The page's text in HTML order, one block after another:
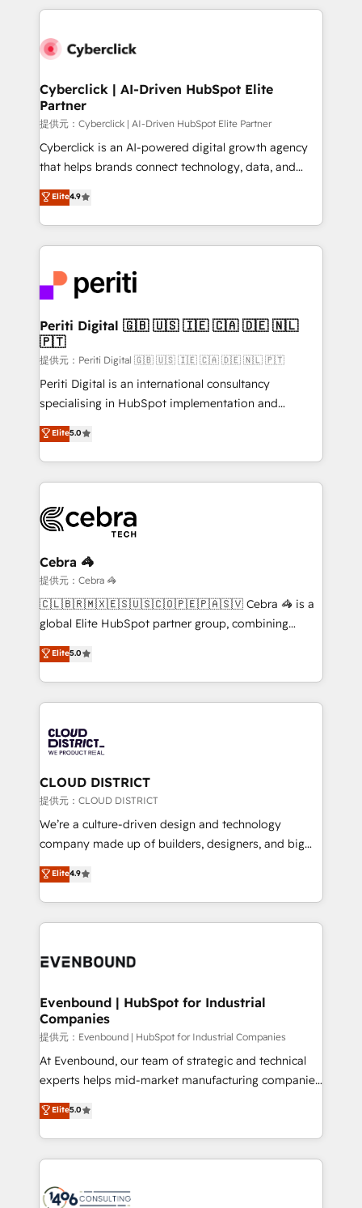
Our Expertise 🔹 Onboarding & Implementation:
tailored to your GTM motion. 🔹 Migrations:
from other CRMs to HubSpot without data loss or
downtime. 🔹 RevOps Strategy: Align teams,
processes, and data to drive revenue efficiency. 🔹
Integrations: Connect HubSpot with your tech stack
for better adoption. 🔹 Custom Solutions: Build
SOC 2 Type II and ISO 27001 certified, reinforcing
our commitment to data security and compliance. At
Cyberclick | AI-Driven HubSpot Elite
Partner
提供元：Cyberclick | AI-Driven HubSpot Elite Partner
Cyberclick is an AI-powered digital growth agency
that helps brands connect technology, data, and
creativity to achieve measurable results. Founded in
Barcelona and operating across Spain, LATAM, and
the UK, we support global companies in building
smarter marketing, sales, and customer success
Iberia (Spain & Portugal), we combine human insight
with intelligent automation to drive sustainable
growth. Our multidisciplinary team designs solutions
that simplify complexity, boost performance, and
turn innovation into real impact. 🌍 Highlights •
HubSpot Partner since 2012 • 2022 EMEA Impact
Award: Best Integration • 150+ successful HubSpot
technology for integrations • Multilingual team:
English, Spanish, Portuguese & Italian 👉 Grow
Elite4.9
Periti Digital 🇬🇧 🇺🇸 🇮🇪 🇨🇦 🇩🇪 🇳🇱
🇵🇹
提供元：Periti Digital 🇬🇧 🇺🇸 🇮🇪 🇨🇦 🇩🇪 🇳🇱 🇵🇹
Periti Digital is an international consultancy
specialising in HubSpot implementation and
Antropic's Claude business transformation, with
offices in Dublin, Munich, Rotterdam, Lisbon, and
New York. We help organisations unlock their full
revenue potential by deeply integrating core
beyond, with HubSpot, and layering Anthropic's
Claude AI across the processes that matter most.
From automating complex workflows to surfacing
insights buried in data, we build intelligent systems
that think, connect, and scale. Our approach goes
beyond configuration. We embed ourselves in our
actually runs, and architect solutions that make
technology work harder — so their people don't
Elite5.0
Cebra 🦓
提供元：Cebra 🦓
🇨🇱🇧🇷🇲🇽🇪🇸🇺🇸🇨🇴🇵🇪🇵🇦🇸🇻 Cebra 🦓 is a
global Elite HubSpot partner group, combining
technology, marketing and media expertise across
Latin America and Southern Europe, with teams
across 9 countries. Born in Chile, we combine local
insight with international reach to help businesses
HubSpot implementations, building end-to-end
solutions that integrate CRM, AI automation, inbound
and loop marketing, content, and digital creativity.
Our multicultural team works in Spanish, Portuguese,
and English to design scalable strategies that drive
measurable growth. 🌎 Highlights: • 10+ years as a
Migration Excellence. • Top 3 Partner of the Year
LATAM 2022, 2023, 2024, 2025. • Partner of the Year
with HubSpot? Let Cebra’s experts help you grow
Elite5.0
CLOUD DISTRICT
提供元：CLOUD DISTRICT
We’re a culture-driven design and technology
company made up of builders, designers, and big
thinkers. We blend strategy, design, and
development—always fueled by curiosity—to turn
ideas, opportunities, and challenges into meaningful
experiences. To us, technology is more than just
and—most importantly—simple. That’s why we lean
products and strategies that actually make a
difference.
Elite4.9
Evenbound | HubSpot for Industrial
Companies
提供元：Evenbound | HubSpot for Industrial Companies
At Evenbound, our team of strategic and technical
experts helps mid-market manufacturing companies
achieve real growth. We specialize in delivering
tailored solutions that drive results by leveraging
HubSpot’s platform and data to fuel success.
Technical Solutions: - HubSpot Technical Consulting -
Onboarding - Data Migration & Integrations -
Elite5.0